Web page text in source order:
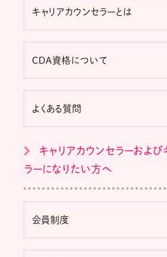
キャリアカウンセラーとは
CDA資格について
よくある質問
キャリアカウンセラーおよび
ラーになりたい方へ
会員制度